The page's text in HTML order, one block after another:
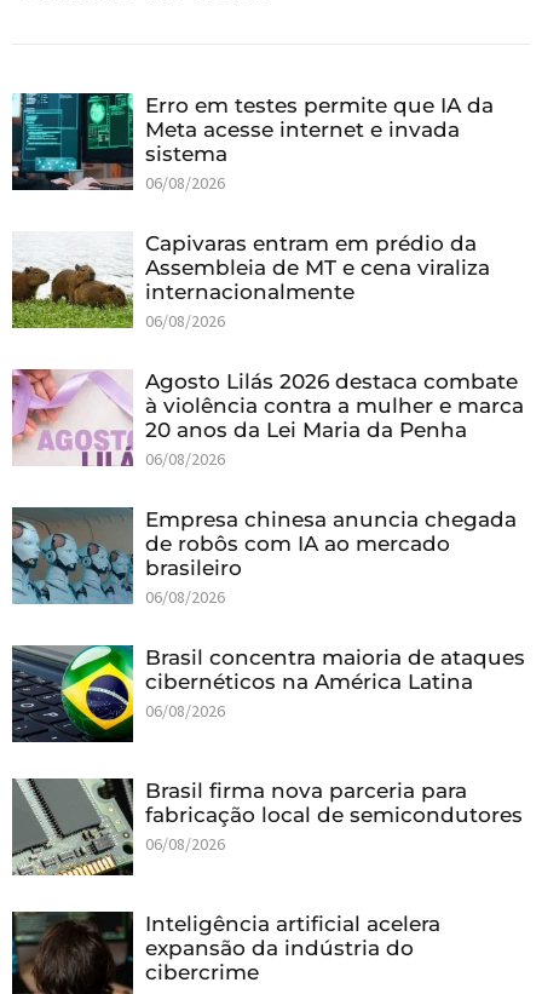
Erro em testes permite que IA da
Meta acesse internet e invada
sistema
06/08/2026
Capivaras entram em prédio da
Assembleia de MT e cena viraliza
internacionalmente
06/08/2026
Agosto Lilás 2026 destaca combate
à violência contra a mulher e marca
20 anos da Lei Maria da Penha
06/08/2026
Empresa chinesa anuncia chegada
de robôs com IA ao mercado
brasileiro
06/08/2026
Brasil concentra maioria de ataques
cibernéticos na América Latina
06/08/2026
Brasil firma nova parceria para
fabricação local de semicondutores
06/08/2026
Inteligência artificial acelera
expansão da indústria do
cibercrime